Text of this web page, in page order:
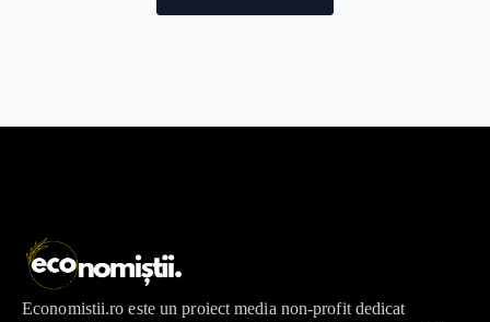
Economistii.ro este un proiect media non-profit dedicat